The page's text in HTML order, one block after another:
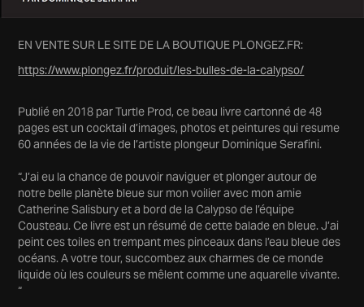
EN VENTE SUR LE SITE DE LA BOUTIQUE PLONGEZ.FR:
https://www.plongez.fr/produit/les-bulles-de-la-calypso/
Publié en 2018 par Turtle Prod, ce beau livre cartonné de 48
pages est un cocktail d’images, photos et peintures qui resume
60 années de la vie de l’artiste plongeur Dominique Serafini.
“J’ai eu la chance de pouvoir naviguer et plonger autour de
notre belle planète bleue sur mon voilier avec mon amie
Catherine Salisbury et a bord de la Calypso de l’équipe
Cousteau. Ce livre est un résumé de cette balade en bleue. J’ai
peint ces toiles en trempant mes pinceaux dans l’eau bleue des
océans. A votre tour, succombez aux charmes de ce monde
liquide où les couleurs se mêlent comme une aquarelle vivante.
“